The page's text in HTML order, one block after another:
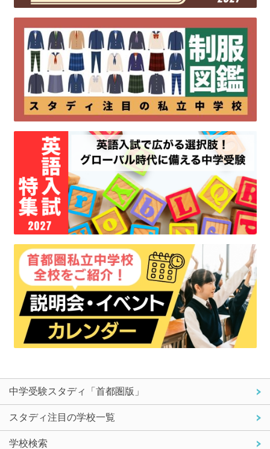
中学受験スタディ「首都圏版」
スタディ注目の学校一覧
学校検索